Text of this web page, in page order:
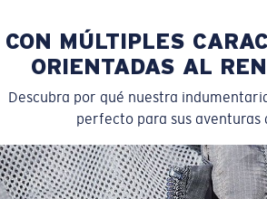
CON MÚLTIPLES
ORIENTADAS AL
Descubra por qué nuestra
perfecto para sus aventuras